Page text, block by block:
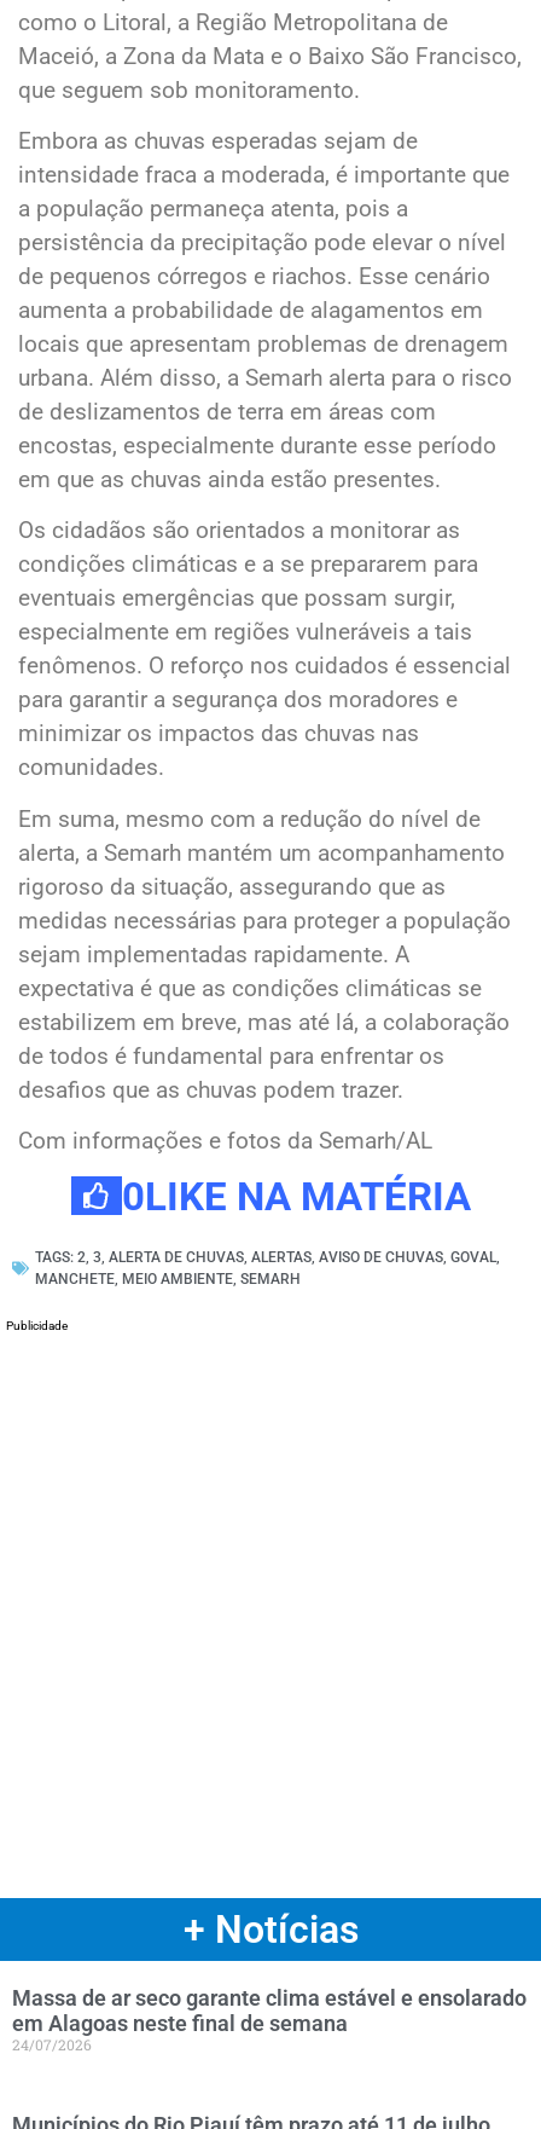
como o Litoral, a Região Metropolitana de
Maceió, a Zona da Mata e o Baixo São Francisco,
que seguem sob monitoramento.
Embora as chuvas esperadas sejam de
intensidade fraca a moderada, é importante que
a população permaneça atenta, pois a
persistência da precipitação pode elevar o nível
de pequenos córregos e riachos. Esse cenário
aumenta a probabilidade de alagamentos em
locais que apresentam problemas de drenagem
urbana. Além disso, a Semarh alerta para o risco
de deslizamentos de terra em áreas com
encostas, especialmente durante esse período
em que as chuvas ainda estão presentes.
Os cidadãos são orientados a monitorar as
condições climáticas e a se prepararem para
eventuais emergências que possam surgir,
especialmente em regiões vulneráveis a tais
fenômenos. O reforço nos cuidados é essencial
para garantir a segurança dos moradores e
minimizar os impactos das chuvas nas
comunidades.
Em suma, mesmo com a redução do nível de
alerta, a Semarh mantém um acompanhamento
rigoroso da situação, assegurando que as
medidas necessárias para proteger a população
sejam implementadas rapidamente. A
expectativa é que as condições climáticas se
estabilizem em breve, mas até lá, a colaboração
de todos é fundamental para enfrentar os
desafios que as chuvas podem trazer.
Com informações e fotos da Semarh/AL
0LIKE NA MATÉRIA
TAGS: 2 3 ALERTA DE CHUVAS ALERTAS AVISO DE CHUVAS GOVAL
MANCHETE MEIO AMBIENTE SEMARH
Publicidade
+ Notícias
Massa de ar seco garante clima estável e ensolarado
em Alagoas neste final de semana
24/07/2026